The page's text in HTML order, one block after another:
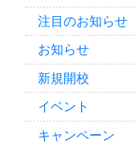
注目のお知らせ
お知らせ
新規開校
イベント
キャンペーン